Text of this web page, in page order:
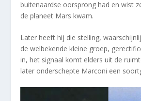
buitenaardse oorsprong had en wist
de planeet Mars kwam.
Later heeft hij die stelling,
de welbekende kleine groep,
in, het signaal komt elders uit de
later onderschepte Marconi een